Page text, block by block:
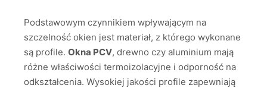
Podstawowym czynnikiem wpływającym na
szczelność okien jest materiał, z którego wykonane
są profile. Okna PCV, drewno czy aluminium mają
różne właściwości termoizolacyjne i odporność na
odkształcenia. Wysokiej jakości profile zapewniają